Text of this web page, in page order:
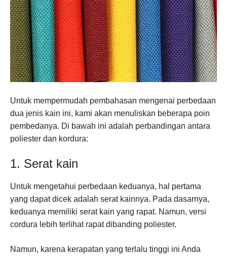
Untuk mempermudah pembahasan mengenai perbedaan
dua jenis kain ini, kami akan menuliskan beberapa poin
pembedanya. Di bawah ini adalah perbandingan antara
poliester dan kordura:
1. Serat kain
Untuk mengetahui perbedaan keduanya, hal pertama
yang dapat dicek adalah serat kainnya. Pada dasarnya,
keduanya memiliki serat kain yang rapat. Namun, versi
cordura lebih terlihat rapat dibanding poliester.
Namun, karena kerapatan yang terlalu tinggi ini Anda